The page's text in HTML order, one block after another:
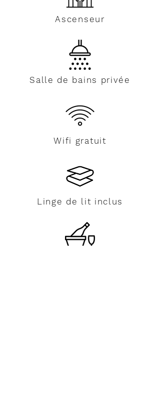
Ascenseur
Salle de bains privée
Wifi gratuit
Linge de lit inclus